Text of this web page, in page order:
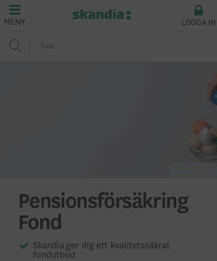
MENY LOGGA IN
Pensionsförsäkring
Fond
Skandia ger dig ett kvalitetssäkrat
fondutbud